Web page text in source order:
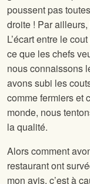
poussent pas
droite ! Par
L’écart entre le
ce que les chefs
nous connaissons
avons subi les
comme fermiers et
monde, nous
la qualité.
Alors comment
restaurant ont
mon avis, c’est à